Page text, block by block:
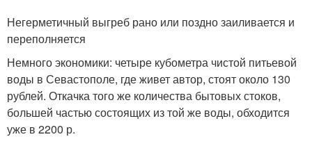
Негерметичный выгреб рано или поздно заиливается и
переполняется
Немного экономики: четыре кубометра чистой питьевой
воды в Севастополе, где живет автор, стоят около 130
рублей. Откачка того же количества бытовых стоков,
большей частью состоящих из той же воды, обходится
уже в 2200 р.